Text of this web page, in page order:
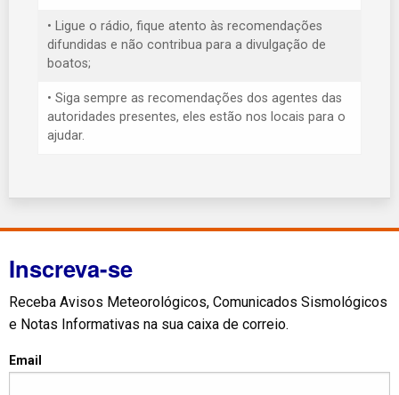
• Ligue o rádio, fique atento às recomendações
difundidas e não contribua para a divulgação de
boatos;
• Siga sempre as recomendações dos agentes das
autoridades presentes, eles estão nos locais para o
ajudar.
Inscreva-se
Receba Avisos Meteorológicos, Comunicados Sismológicos
e Notas Informativas na sua caixa de correio.
Email